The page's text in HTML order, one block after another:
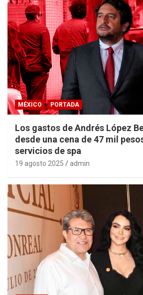
MÉXICO PORTADA
Los gastos de Andrés López
desde una cena de 47 mil
servicios de spa
19 agosto 2025 admin